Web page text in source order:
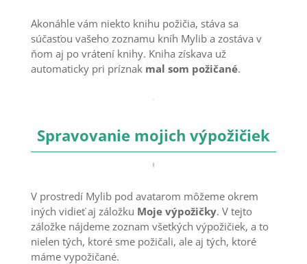
Akonáhle vám niekto knihu požičia, stáva sa
súčasťou vašeho zoznamu kníh Mylib a zostáva v
ňom aj po vrátení knihy. Kniha získava už
automaticky pri príznak mal som požičané.
Spravovanie mojich výpožičiek
V prostredí Mylib pod avatarom môžeme okrem
iných vidieť aj záložku Moje výpožičky. V tejto
záložke nájdeme zoznam všetkých výpožičiek, a to
nielen tých, ktoré sme požičali, ale aj tých, ktoré
máme vypožičané.